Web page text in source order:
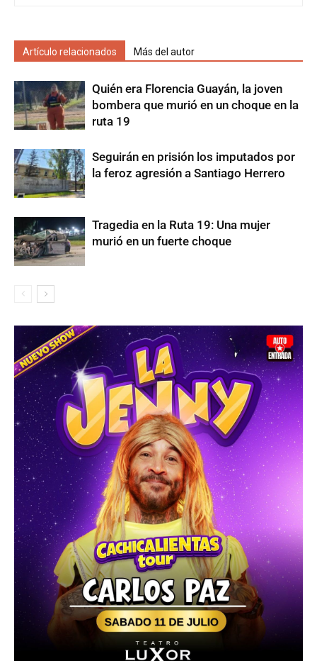
Artículo relacionados Más del autor
Quién era Florencia Guayán, la joven
bombera que murió en un choque en la
ruta 19
Seguirán en prisión los imputados por
la feroz agresión a Santiago Herrero
Tragedia en la Ruta 19: Una mujer
murió en un fuerte choque